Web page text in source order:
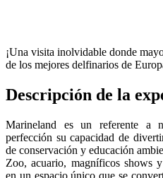
¡Una visita inolvidable donde
de los mejores delfinarios de
Descripción de la
Marineland es un referente a
perfección su capacidad de
de conservación y educación
Zoo, acuario, magníficos shows
en un espacio único que se